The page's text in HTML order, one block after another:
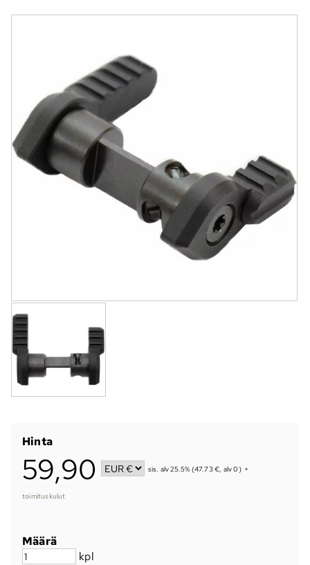
Hinta
59,90 sis. alv 25.5% (47.73 €, alv 0) +
toimituskulut
Määrä
kpl